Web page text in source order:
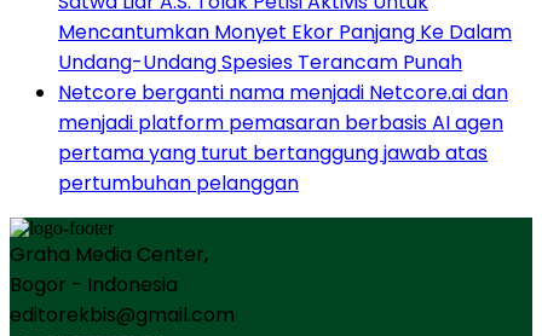
Mencantumkan Monyet Ekor Panjang Ke Dalam
Undang-Undang Spesies Terancam Punah
Netcore berganti nama menjadi Netcore.ai dan
menjadi platform pemasaran berbasis AI agen
pertama yang turut bertanggung jawab atas
pertumbuhan pelanggan
Graha Media Center,
Bogor - Indonesia
editorekbis@gmail.com